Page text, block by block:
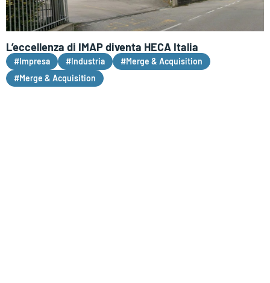
L’eccellenza di IMAP diventa HECA Italia
#Impresa #Industria
#Merge & Acquisition
#Merge & Acquisition